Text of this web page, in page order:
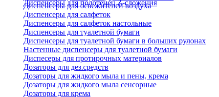
Диспенсеры для полотенец Z-сложения
Диспенсеры для освежителей воздуха
Диспенсеры для салфеток
Диспенсеры для салфеток настольные
Диспенсеры для туалетной бумаги
Диспенсеры для туалетной бумаги в больших рулонах
Настенные диспенсеры для туалетной бумаги
Диспесеры для протирочных материалов
Дозаторы для дез.средств
Дозаторы для жидкого мыла и пены, крема
Дозаторы для жидкого мыла сенсорные
Дозаторы для крема